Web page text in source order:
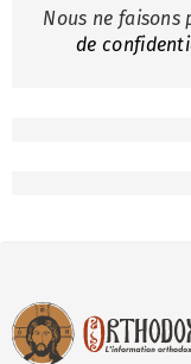
Nous ne faisons
de